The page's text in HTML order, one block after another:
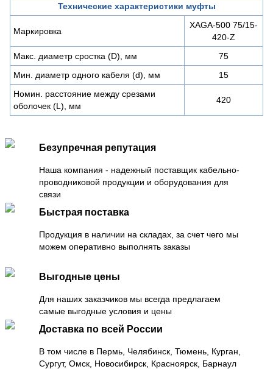
Технические характеристики муфты
Маркировка
XAGA-500 75/15-
420-Z
Макс. диаметр сростка (D), мм
75
Мин. диаметр одного кабеля (d), мм
15
Номин. расстояние между срезами
оболочек (L), мм
420
Безупречная репутация
Наша компания - надежный поставщик кабельно-
проводниковой продукции и оборудования для
связи
Быстрая поставка
Продукция в наличии на складах, за счет чего мы
можем оперативно выполнять заказы
Выгодные цены
Для наших заказчиков мы всегда предлагаем
самые выгодные условия и цены
Доставка по всей России
В том числе в Пермь, Челябинск, Тюмень, Курган,
Сургут, Омск, Новосибирск, Красноярск, Барнаул